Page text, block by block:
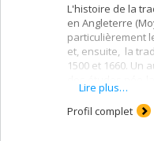
L'histoire de la
en Angleterre
particulièrement
et, ensuite, la
1500 et 1660. Un
d'une part la
Lire plus…
Profil complet